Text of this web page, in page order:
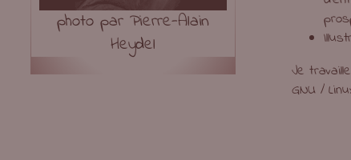
photo par Pierre-Alain
Heydel
Je
GNU /